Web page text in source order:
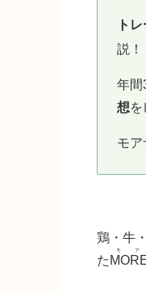
ト
説！
年間
想を
モア
鶏・牛
た
モ